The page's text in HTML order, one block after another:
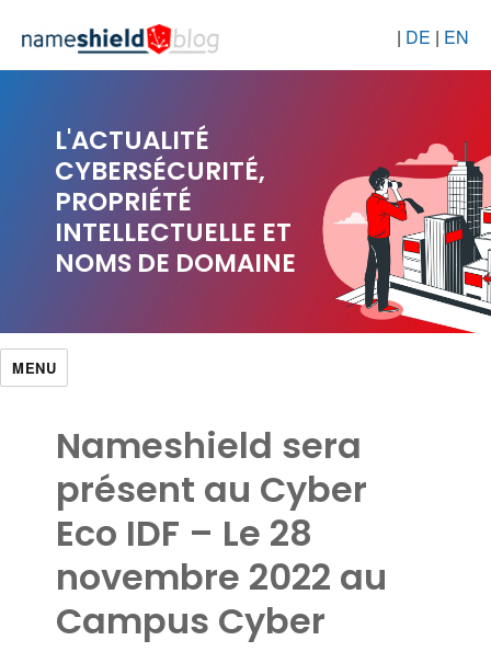
| DE | EN
L'ACTUALITÉ
CYBERSÉCURITÉ,
PROPRIÉTÉ
INTELLECTUELLE ET
NOMS DE DOMAINE
MENU
Nameshield sera
présent au Cyber
Eco IDF – Le 28
novembre 2022 au
Campus Cyber